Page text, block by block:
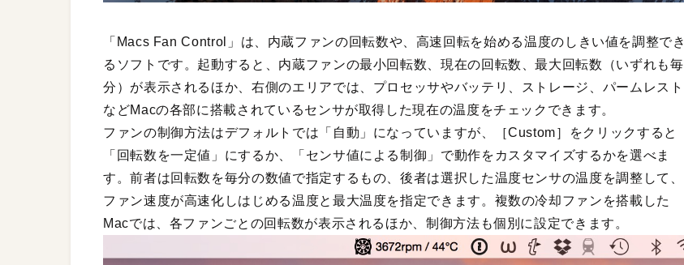
「Macs Fan Control」は、内蔵ファンの回転数や、高速回転を始める温度のしきい値を調整でき
るソフトです。起動すると、内蔵ファンの最小回転数、現在の回転数、最大回転数（いずれも毎
分）が表示されるほか、右側のエリアでは、プロセッサやバッテリ、ストレージ、パームレスト
などMacの各部に搭載されているセンサが取得した現在の温度をチェックできます。
ファンの制御方法はデフォルトでは「自動」になっていますが、［Custom］をクリックすると
「回転数を一定値」にするか、「センサ値による制御」で動作をカスタマイズするかを選べま
す。前者は回転数を毎分の数値で指定するもの、後者は選択した温度センサの温度を調整して、
ファン速度が高速化しはじめる温度と最大温度を指定できます。複数の冷却ファンを搭載した
Macでは、各ファンごとの回転数が表示されるほか、制御方法も個別に設定できます。